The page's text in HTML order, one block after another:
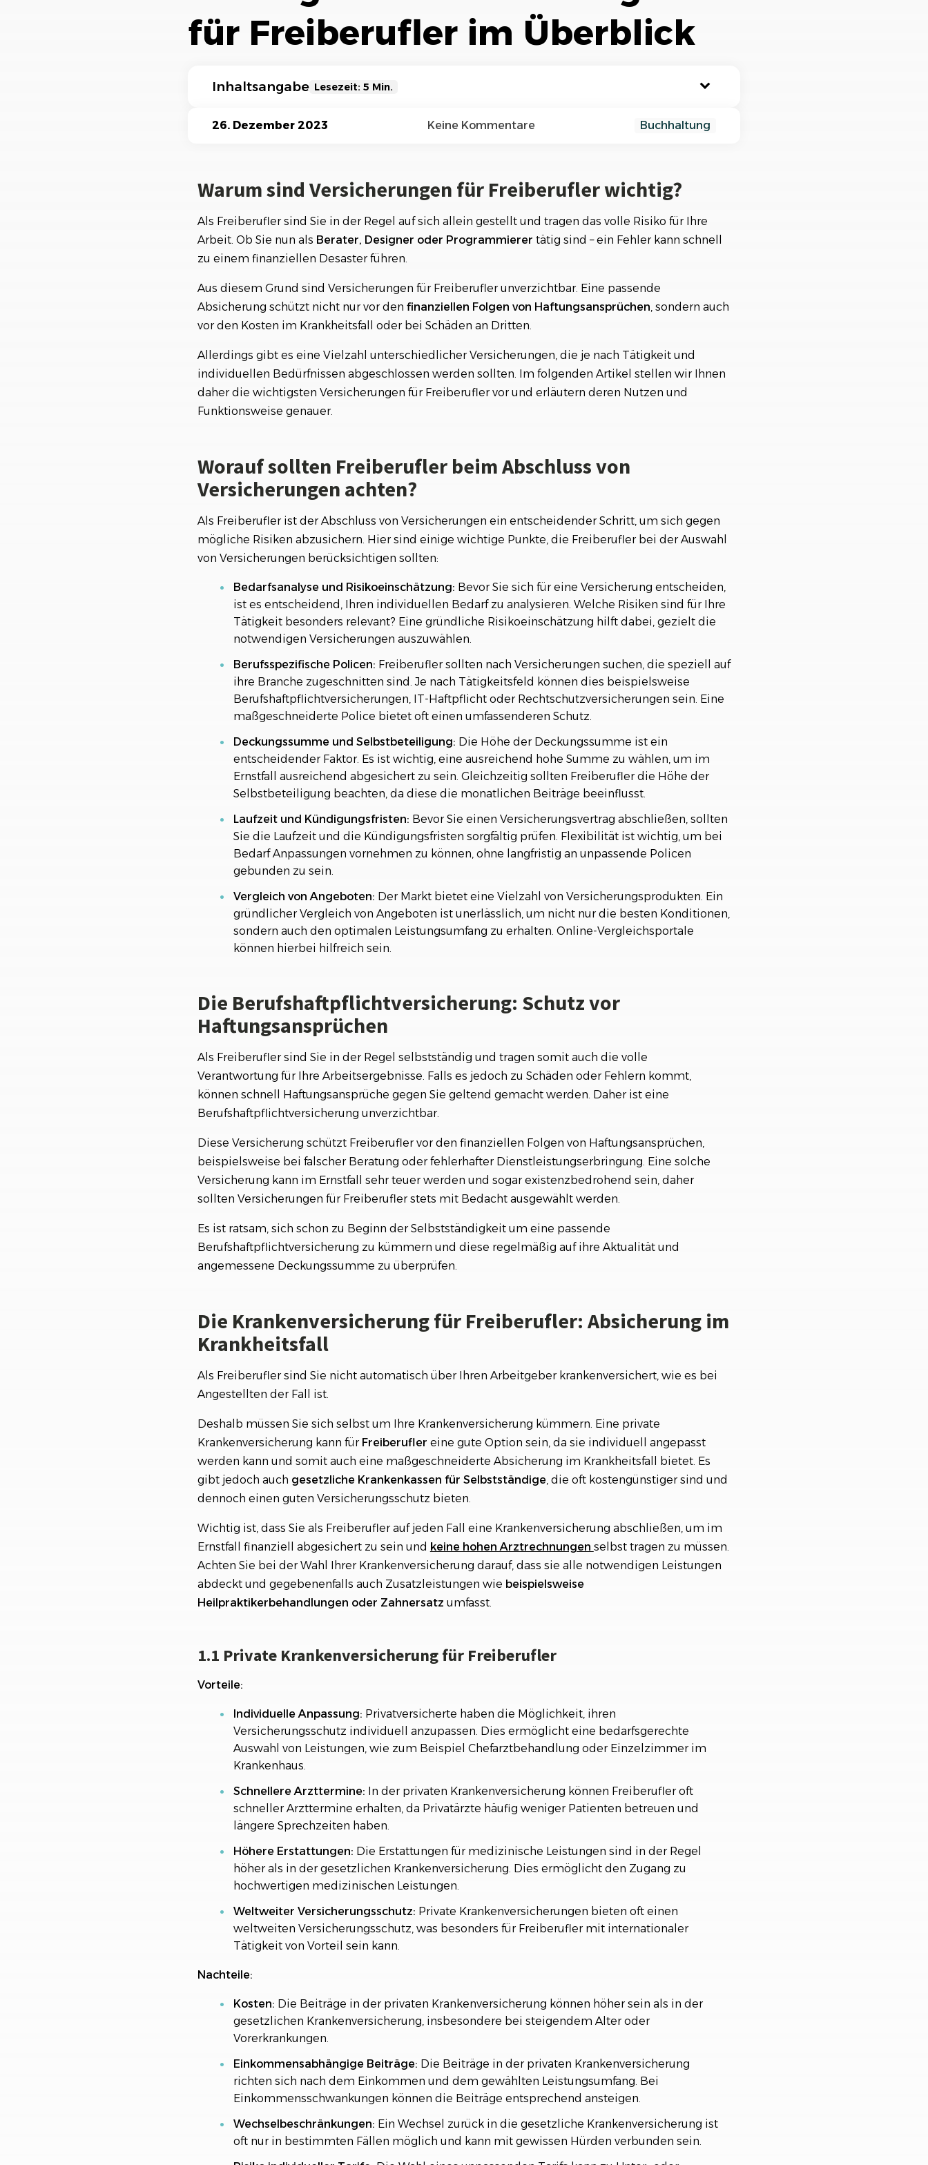
Überischtlichen Projekten
Schauen Sie einen kleinen Auszug
unserer Referenzen an...
für Freiberufler im Überblick
Inhaltsangabe Lesezeit: 5 Min.
Warum sind Versicherungen für Freiberufler wichtig?
Die Berufshaftpflichtversicherung: Schutz vor Haftungsansprüchen
Die Krankenversicherung für Freiberufler: Absicherung im Krankheitsfall
1.1 Private Krankenversicherung für Freiberufler
Die Betriebshaftpflichtversicherung: Schutz bei Schäden an Dritten
Die Rechtsschutzversicherung für Freiberufler
Die Vermögensschadenhaftpflichtversicherung
Weitere wichtige Versicherungen für Freiberufler
Weiterführende Links
26. Dezember 2023 Keine Kommentare Buchhaltung
Warum sind Versicherungen für Freiberufler wichtig?
Als Freiberufler sind Sie in der Regel auf sich allein gestellt und tragen das volle Risiko für Ihre
Arbeit. Ob Sie nun als Berater, Designer oder Programmierer tätig sind – ein Fehler kann schnell
zu einem finanziellen Desaster führen.
Aus diesem Grund sind Versicherungen für Freiberufler unverzichtbar. Eine passende
Absicherung schützt nicht nur vor den finanziellen Folgen von Haftungsansprüchen, sondern auch
vor den Kosten im Krankheitsfall oder bei Schäden an Dritten.
Allerdings gibt es eine Vielzahl unterschiedlicher Versicherungen, die je nach Tätigkeit und
individuellen Bedürfnissen abgeschlossen werden sollten. Im folgenden Artikel stellen wir Ihnen
daher die wichtigsten Versicherungen für Freiberufler vor und erläutern deren Nutzen und
Funktionsweise genauer.
Worauf sollten Freiberufler beim Abschluss von
Versicherungen achten?
Als Freiberufler ist der Abschluss von Versicherungen ein entscheidender Schritt, um sich gegen
mögliche Risiken abzusichern. Hier sind einige wichtige Punkte, die Freiberufler bei der Auswahl
von Versicherungen berücksichtigen sollten:
Bedarfsanalyse und Risikoeinschätzung: Bevor Sie sich für eine Versicherung entscheiden,
ist es entscheidend, Ihren individuellen Bedarf zu analysieren. Welche Risiken sind für Ihre
Tätigkeit besonders relevant? Eine gründliche Risikoeinschätzung hilft dabei, gezielt die
notwendigen Versicherungen auszuwählen.
Berufsspezifische Policen: Freiberufler sollten nach Versicherungen suchen, die speziell auf
ihre Branche zugeschnitten sind. Je nach Tätigkeitsfeld können dies beispielsweise
Berufshaftpflichtversicherungen, IT-Haftpflicht oder Rechtschutzversicherungen sein. Eine
maßgeschneiderte Police bietet oft einen umfassenderen Schutz.
Deckungssumme und Selbstbeteiligung: Die Höhe der Deckungssumme ist ein
entscheidender Faktor. Es ist wichtig, eine ausreichend hohe Summe zu wählen, um im
Ernstfall ausreichend abgesichert zu sein. Gleichzeitig sollten Freiberufler die Höhe der
Selbstbeteiligung beachten, da diese die monatlichen Beiträge beeinflusst.
Laufzeit und Kündigungsfristen: Bevor Sie einen Versicherungsvertrag abschließen, sollten
Sie die Laufzeit und die Kündigungsfristen sorgfältig prüfen. Flexibilität ist wichtig, um bei
Bedarf Anpassungen vornehmen zu können, ohne langfristig an unpassende Policen
gebunden zu sein.
Vergleich von Angeboten: Der Markt bietet eine Vielzahl von Versicherungsprodukten. Ein
gründlicher Vergleich von Angeboten ist unerlässlich, um nicht nur die besten Konditionen,
sondern auch den optimalen Leistungsumfang zu erhalten. Online-Vergleichsportale
können hierbei hilfreich sein.
Die Berufshaftpflichtversicherung: Schutz vor
Haftungsansprüchen
Als Freiberufler sind Sie in der Regel selbstständig und tragen somit auch die volle
Verantwortung für Ihre Arbeitsergebnisse. Falls es jedoch zu Schäden oder Fehlern kommt,
können schnell Haftungsansprüche gegen Sie geltend gemacht werden. Daher ist eine
Berufshaftpflichtversicherung unverzichtbar.
Diese Versicherung schützt Freiberufler vor den finanziellen Folgen von Haftungsansprüchen,
beispielsweise bei falscher Beratung oder fehlerhafter Dienstleistungserbringung. Eine solche
Versicherung kann im Ernstfall sehr teuer werden und sogar existenzbedrohend sein, daher
sollten Versicherungen für Freiberufler stets mit Bedacht ausgewählt werden.
Es ist ratsam, sich schon zu Beginn der Selbstständigkeit um eine passende
Berufshaftpflichtversicherung zu kümmern und diese regelmäßig auf ihre Aktualität und
angemessene Deckungssumme zu überprüfen.
Die Krankenversicherung für Freiberufler: Absicherung im
Krankheitsfall
Als Freiberufler sind Sie nicht automatisch über Ihren Arbeitgeber krankenversichert, wie es bei
Angestellten der Fall ist.
Deshalb müssen Sie sich selbst um Ihre Krankenversicherung kümmern. Eine private
Krankenversicherung kann für Freiberufler eine gute Option sein, da sie individuell angepasst
werden kann und somit auch eine maßgeschneiderte Absicherung im Krankheitsfall bietet. Es
gibt jedoch auch gesetzliche Krankenkassen für Selbstständige, die oft kostengünstiger sind und
dennoch einen guten Versicherungsschutz bieten.
Wichtig ist, dass Sie als Freiberufler auf jeden Fall eine Krankenversicherung abschließen, um im
Ernstfall finanziell abgesichert zu sein und keine hohen Arztrechnungen selbst tragen zu müssen.
Achten Sie bei der Wahl Ihrer Krankenversicherung darauf, dass sie alle notwendigen Leistungen
abdeckt und gegebenenfalls auch Zusatzleistungen wie beispielsweise
Heilpraktikerbehandlungen oder Zahnersatz umfasst.
1.1 Private Krankenversicherung für Freiberufler
Vorteile:
Individuelle Anpassung: Privatversicherte haben die Möglichkeit, ihren
Versicherungsschutz individuell anzupassen. Dies ermöglicht eine bedarfsgerechte
Auswahl von Leistungen, wie zum Beispiel Chefarztbehandlung oder Einzelzimmer im
Krankenhaus.
Schnellere Arzttermine: In der privaten Krankenversicherung können Freiberufler oft
schneller Arzttermine erhalten, da Privatärzte häufig weniger Patienten betreuen und
längere Sprechzeiten haben.
Höhere Erstattungen: Die Erstattungen für medizinische Leistungen sind in der Regel
höher als in der gesetzlichen Krankenversicherung. Dies ermöglicht den Zugang zu
hochwertigen medizinischen Leistungen.
Weltweiter Versicherungsschutz: Private Krankenversicherungen bieten oft einen
weltweiten Versicherungsschutz, was besonders für Freiberufler mit internationaler
Tätigkeit von Vorteil sein kann.
Nachteile:
Kosten: Die Beiträge in der privaten Krankenversicherung können höher sein als in der
gesetzlichen Krankenversicherung, insbesondere bei steigendem Alter oder
Vorerkrankungen.
Einkommensabhängige Beiträge: Die Beiträge in der privaten Krankenversicherung
richten sich nach dem Einkommen und dem gewählten Leistungsumfang. Bei
Einkommensschwankungen können die Beiträge entsprechend ansteigen.
Wechselbeschränkungen: Ein Wechsel zurück in die gesetzliche Krankenversicherung ist
oft nur in bestimmten Fällen möglich und kann mit gewissen Hürden verbunden sein.